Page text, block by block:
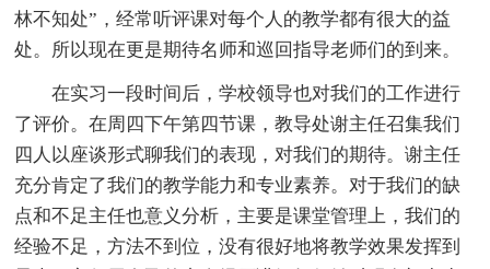
林不知处”，经常听评课对每个人的教学都有很大的益
处。所以现在更是期待名师和巡回指导老师们的到来。
在实习一段时间后，学校领导也对我们的工作进行
了评价。在周四下午第四节课，教导处谢主任召集我们
四人以座谈形式聊我们的表现，对我们的期待。谢主任
充分肯定了我们的教学能力和专业素养。对于我们的缺
点和不足主任也意义分析，主要是课堂管理上，我们的
经验不足，方法不到位，没有很好地将教学效果发挥到